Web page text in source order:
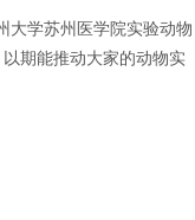
大学苏州医学院实验动物
期能推动大家的动物实